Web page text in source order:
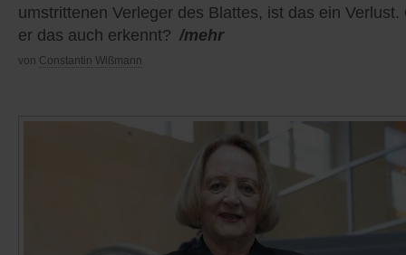
umstrittenen Verleger des Blattes, ist das ein Verlust.
er das auch erkennt? /mehr
von Constantin Wißmann